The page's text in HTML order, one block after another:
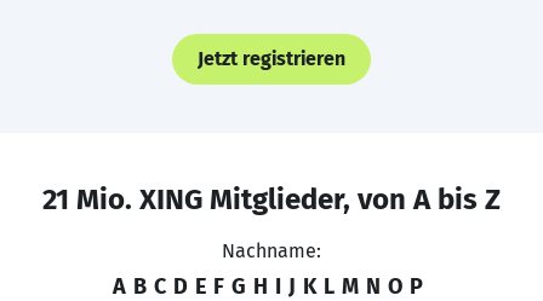
Jetzt registrieren
21 Mio. XING Mitglieder, von A bis Z
Nachname:
A B C D E F G H I J K L M N O P